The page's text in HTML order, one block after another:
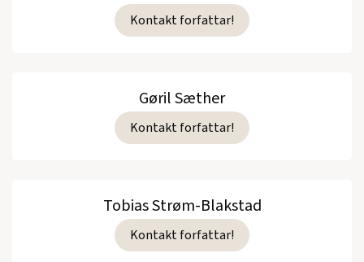
Kontakt forfattar!
Gøril Sæther
Kontakt forfattar!
Tobias Strøm-Blakstad
Kontakt forfattar!